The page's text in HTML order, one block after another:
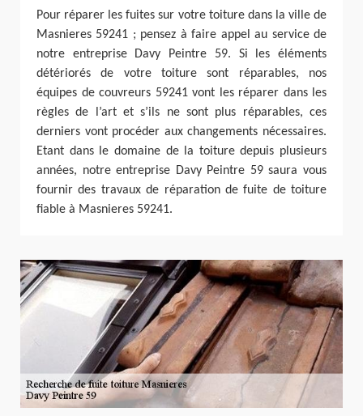
Pour réparer les fuites sur votre toiture dans la ville de
Masnieres 59241 ; pensez à faire appel au service de
notre entreprise Davy Peintre 59. Si les éléments
détériorés de votre toiture sont réparables, nos
équipes de couvreurs 59241 vont les réparer dans les
règles de l’art et s’ils ne sont plus réparables, ces
derniers vont procéder aux changements nécessaires.
Etant dans le domaine de la toiture depuis plusieurs
années, notre entreprise Davy Peintre 59 saura vous
fournir des travaux de réparation de fuite de toiture
fiable à Masnieres 59241.